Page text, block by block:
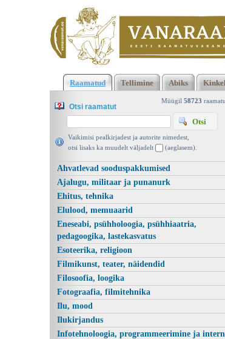
Klõpsa siia , et näha täielikku loendit!Haldjamäe
Rudyard Kipling, Varrak 1996 | vanaraamat. ee
Raamatud Tellimine Abiks
Müügil 58723
Otsi raamatut
Vaikimisi pealkirjadest ja autorite nimedest,
otsi lisaks ka muudelt väljadelt
(aeglasem).
Ahvatlevad sooduspakkumised
Ajalugu, militaar ja punanurk
Ehitus, tehnika
Elulood, memuaarid
Eneseabi, psühholoogia, psühhiaatria,
pedagoogika, lastekasvatus
Esoteerika, religioon
Filmikunst, teater, näidendid
Filosoofia, loogika
Fotograafia, filmitehnika
Ilu, mood
Ilukirjandus
Infotehnoloogia, programmeerimine ja